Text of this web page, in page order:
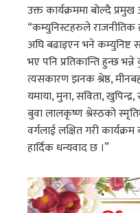
उक्त कार्यक्रममा बोल्दै
“कम्युनिस्टहरुले राजनीतिक
अघि बढाइएन भने कम्युनिष्ट
भए पनि प्रतिकान्ति हुन्छ
त्यसकारण झनक श्रेष्ठ,
यमाया, मुना, सविता,
बुवा लालकृष्ण श्रेस्ठको
वर्गलाई लक्षित गरी
हार्दिक धन्यवाद छ ।”